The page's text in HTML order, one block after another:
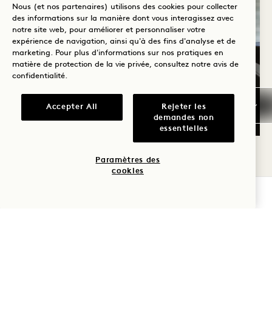
LA FIELD HOUSE
Nous (et nos partenaires) utilisons des cookies pour collecter
des informations sur la manière dont vous interagissez avec
notre site web, pour améliorer et personnaliser votre
expérience de navigation, ainsi qu'à des fins d'analyse et de
marketing. Pour plus d'informations sur nos pratiques en
matière de protection de la vie privée, consultez notre avis de
confidentialité.
Accepter All
Rejeter les
demandes non
essentielles
Paramètres des
cookies